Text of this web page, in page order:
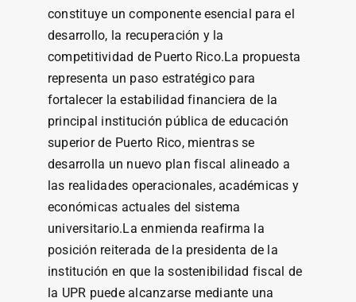
constituye un componente esencial para el
desarrollo, la recuperación y la
competitividad de Puerto Rico.La propuesta
representa un paso estratégico para
fortalecer la estabilidad financiera de la
principal institución pública de educación
superior de Puerto Rico, mientras se
desarrolla un nuevo plan fiscal alineado a
las realidades operacionales, académicas y
económicas actuales del sistema
universitario.La enmienda reafirma la
posición reiterada de la presidenta de la
institución en que la sostenibilidad fiscal de
la UPR puede alcanzarse mediante una